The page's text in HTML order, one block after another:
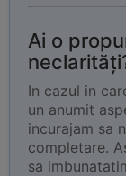
Ai o
In cazul in
un anumit
incurajam sa
completare.
sa